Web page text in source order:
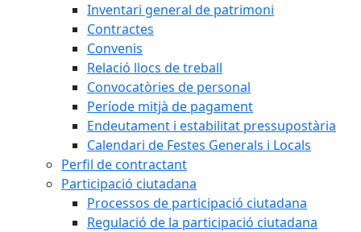
Inventari general de patrimoni
Contractes
Convenis
Relació llocs de treball
Convocatòries de personal
Període mitjà de pagament
Endeutament i estabilitat pressupostària
Calendari de Festes Generals i Locals
Perfil de contractant
Participació ciutadana
Processos de participació ciutadana
Regulació de la participació ciutadana